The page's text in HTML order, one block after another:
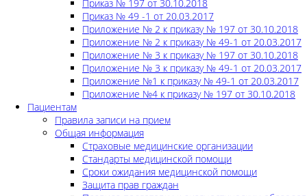
Приказ № 197 от 30.10.2018
Приказ № 49 -1 от 20.03.2017
Приложение № 2 к приказу № 197 от 30.10.2018
Приложение № 2 к приказу № 49-1 от 20.03.2017
Приложение № 3 к приказу № 197 от 30.10.2018
Приложение № 3 к приказу № 49-1 от 20.03.2017
Приложение №1 к приказу № 49-1 от 20.03.2017
Приложение №4 к приказу № 197 от 30.10.2018
Пациентам
Правила записи на прием
Общая информация
Страховые медицинские организации
Стандарты медицинской помощи
Сроки ожидания медицинской помощи
Защита прав граждан